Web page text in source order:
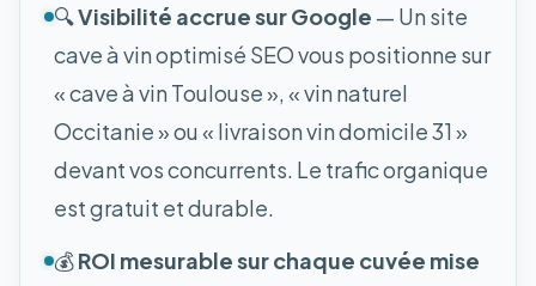
🔍Visibilité accrue sur Google — Un site
cave à vin optimisé SEO vous positionne sur
« cave à vin Toulouse », « vin naturel
Occitanie » ou « livraison vin domicile 31 »
devant vos concurrents. Le trafic organique
est gratuit et durable.
💰ROI mesurable sur chaque cuvée mise